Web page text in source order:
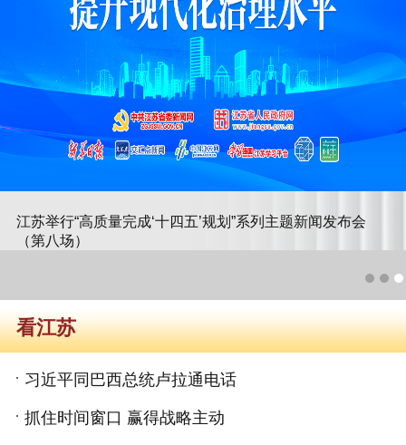
江苏举行“高质量完成‘十四五’规划”系列主题新闻发布会
（第八场）
看江苏
习近平同巴西总统卢拉通电话
抓住时间窗口 赢得战略主动